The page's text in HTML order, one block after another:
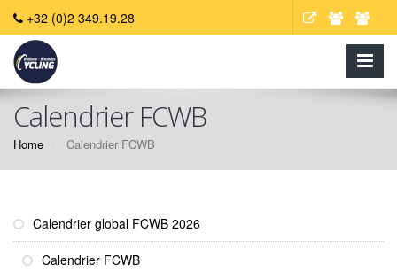
+32 (0)2 349.19.28
Calendrier FCWB
Home Calendrier FCWB
Calendrier global FCWB 2026
Calendrier FCWB